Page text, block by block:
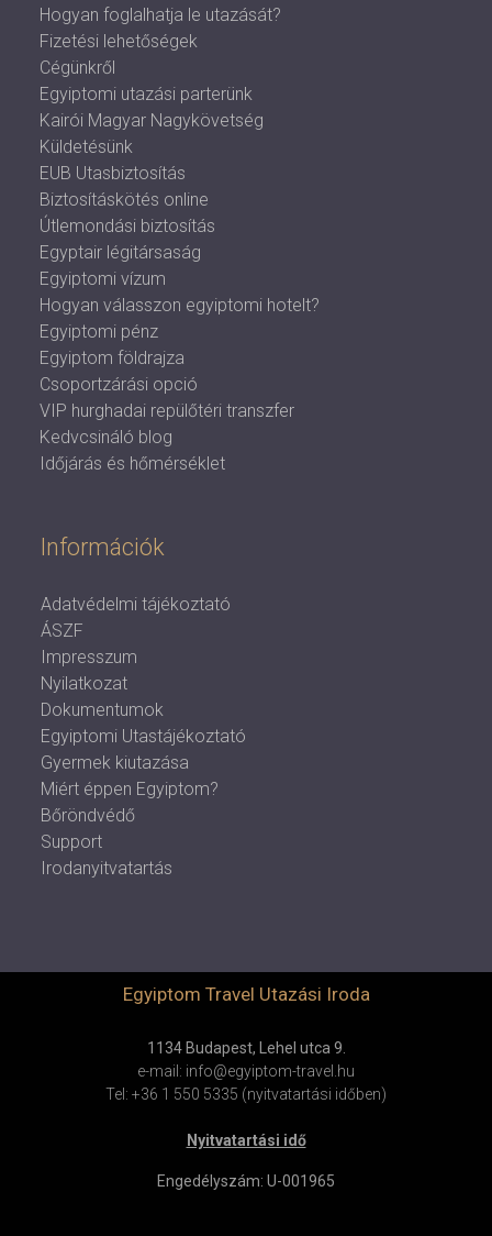
Hogyan foglalhatja le utazását?
Fizetési lehetőségek
Cégünkről
Egyiptomi utazási parterünk
Kairói Magyar Nagykövetség
Küldetésünk
EUB Utasbiztosítás
Biztosításkötés online
Útlemondási biztosítás
Egyptair légitársaság
Egyiptomi vízum
Hogyan válasszon egyiptomi hotelt?
Egyiptomi pénz
Egyiptom földrajza
Csoportzárási opció
VIP hurghadai repülőtéri transzfer
Kedvcsináló blog
Időjárás és hőmérséklet
Információk
Adatvédelmi tájékoztató
ÁSZF
Impresszum
Nyilatkozat
Dokumentumok
Egyiptomi Utastájékoztató
Gyermek kiutazása
Miért éppen Egyiptom?
Bőröndvédő
Support
Irodanyitvatartás
Egyiptom Travel Utazási Iroda
1134 Budapest, Lehel utca 9.
e-mail: info@egyiptom-travel.hu
Tel: +36 1 550 5335 (nyitvatartási időben)
Nyitvatartási idő
Engedélyszám: U-001965